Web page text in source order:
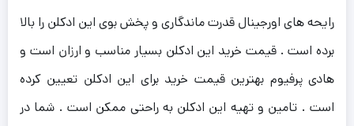
رایحه های اورجینال قدرت ماندگاری و پخش بوی این ادکلن را بالا
برده است . قیمت خرید این ادکلن بسیار مناسب و ارزان است و
هادی پرفیوم بهترین قیمت خرید برای این ادکلن تعیین کرده
است . تامین و تهیه این ادکلن به راحتی ممکن است . شما در